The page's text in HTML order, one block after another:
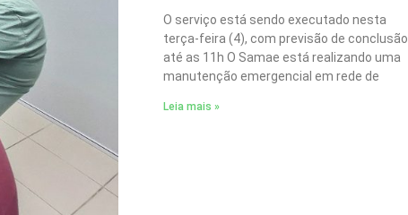
O serviço está sendo executado nesta
terça-feira (4), com previsão de conclusão
até as 11h O Samae está realizando uma
manutenção emergencial em rede de
Leia mais »